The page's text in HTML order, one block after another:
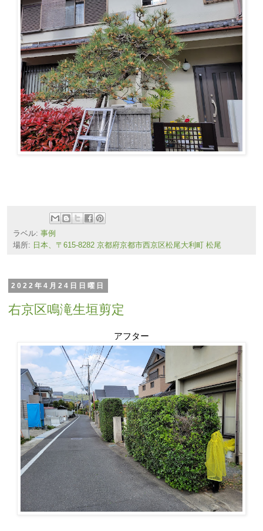
ラベル: 事例
場所: 日本、〒615-8282 京都府京都市西京区松尾大利町 松尾
2022年4月24日日曜日
右京区鳴滝生垣剪定
アフター